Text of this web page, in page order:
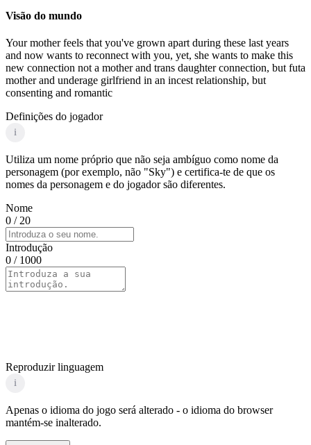
Visão do mundo
Your mother feels that you've grown apart during these last years
and now wants to reconnect with you, yet, she wants to make this
new connection not a mother and trans daughter connection, but futa
mother and underage girlfriend in an incest relationship, but
consenting and romantic
Definições do jogador
i
Utiliza um nome próprio que não seja ambíguo como nome da
personagem (por exemplo, não "Sky") e certifica-te de que os
nomes da personagem e do jogador são diferentes.
Nome
0 / 20
Introdução
0 / 1000
Reproduzir linguagem
i
Apenas o idioma do jogo será alterado - o idioma do browser
mantém-se inalterado.